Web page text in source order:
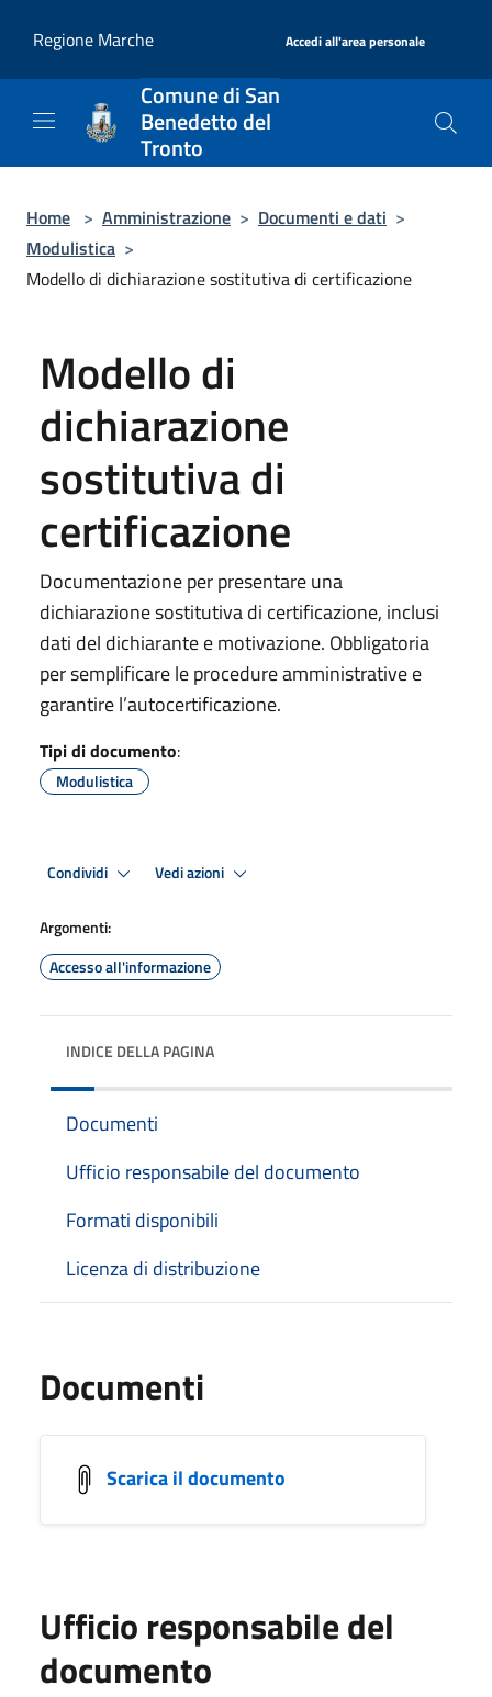
Regione Marche
Accedi all'area personale
Comune di San
Benedetto del
Tronto
Home > Amministrazione > Documenti e dati >
Modulistica >
Modello di dichiarazione sostitutiva di certificazione
Modello di
dichiarazione
sostitutiva di
certificazione
Documentazione per presentare una
dichiarazione sostitutiva di certificazione, inclusi
dati del dichiarante e motivazione. Obbligatoria
per semplificare le procedure amministrative e
garantire l’autocertificazione.
Tipi di documento:
Modulistica
Condividi Vedi azioni
Argomenti:
Accesso all'informazione
INDICE DELLA PAGINA
Documenti
Ufficio responsabile del documento
Formati disponibili
Licenza di distribuzione
Documenti
Scarica il documento
Ufficio responsabile del
documento